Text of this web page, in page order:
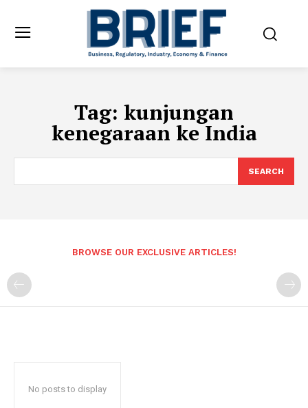
Tag: kunjungan
kenegaraan ke India
SEARCH
BROWSE OUR EXCLUSIVE ARTICLES!
No posts to display